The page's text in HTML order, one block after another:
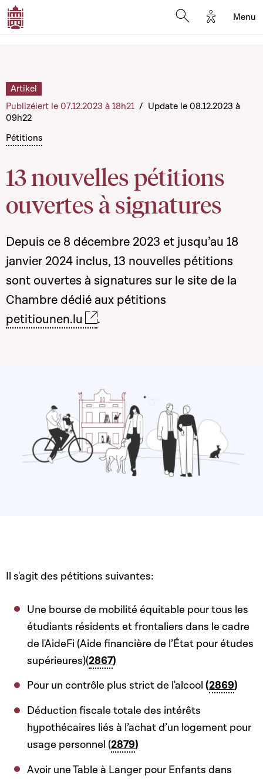
Options
Menu
Pétitions
13 nouvelles pétitions
ouvertes à signatures
Artikel
Publizéiert le 07.12.2023 à 18h21 / Update le 08.12.2023 à
09h22
Depuis ce 8 décembre 2023 et jusqu’au 18
janvier 2024 inclus, 13 nouvelles pétitions
sont ouvertes à signatures sur le site de la
Chambre dédié aux pétitions
petitiounen.lu
.
Il s'agit des pétitions suivantes:
Une bourse de mobilité équitable pour tous les
étudiants résidents et frontaliers dans le cadre
de l'AideFi (Aide financière de l’État pour études
supérieures)(2867)
Pour un contrôle plus strict de l'alcool(2869)
Déduction fiscale totale des intérêts
hypothécaires liés à l’achat d’un logement pour
usage personnel (2879)
Avoir une Table à Langer pour Enfants dans